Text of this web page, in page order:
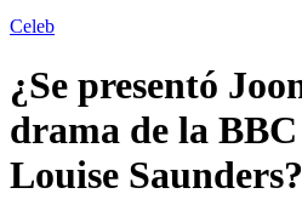
Celeb
¿Se presentó
drama de la
Louise Saunders?